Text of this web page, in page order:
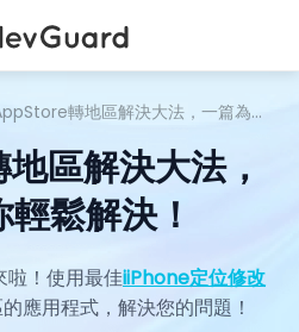
轉地區解決大法，一篇為你輕鬆解決！
區解決大法，
鬆解決！
！使用最佳iiPhone定位修改
應用程式，解決您的問題！